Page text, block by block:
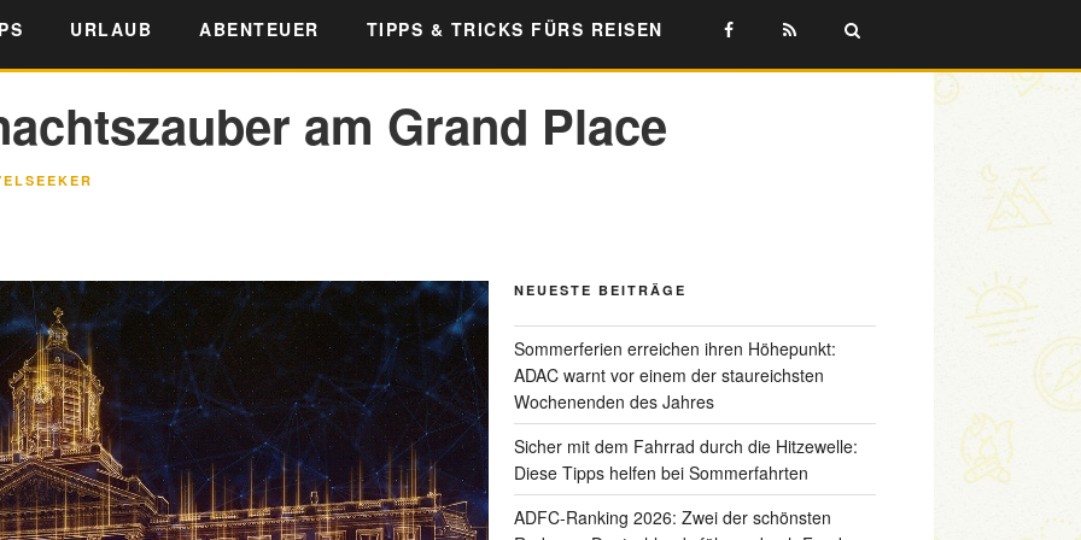
URLAUB ABENTEUER TIPPS & TRICKS FÜRS REISEN
am Grand Place
NEUESTE BEITRÄGE
Sommerferien erreichen ihren Höhepunkt:
ADAC warnt vor einem der staureichsten
Wochenenden des Jahres
Sicher mit dem Fahrrad durch die Hitzewelle:
Diese Tipps helfen bei Sommerfahrten
ADFC-Ranking 2026: Zwei der schönsten